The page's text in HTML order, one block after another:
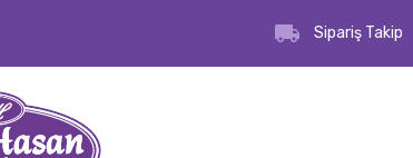
Sipariş Takip